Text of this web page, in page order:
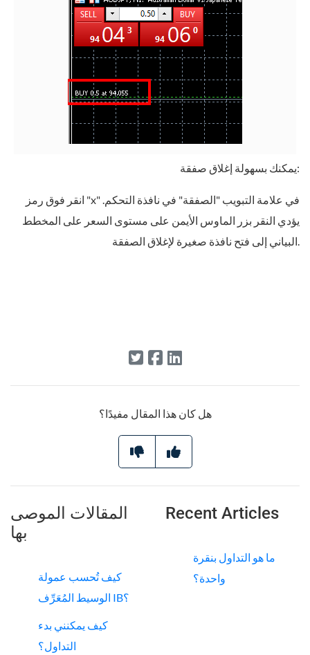
يمكنك بسهولة إغلاق صفقة:
انقر فوق رمز "x" في علامة التبويب "الصفقة" في نافذة التحكم.
يؤدي النقر بزر الماوس الأيمن على مستوى السعر على المخطط
البياني إلى فتح نافذة صغيرة لإغلاق الصفقة.
هل كان هذا المقال مفيدًا؟
المقالات الموصى
بها
كيف تُحسب عمولة
الوسيط المُعَرِّف IB؟
كيف يمكنني بدء
التداول؟
Recent Articles
ما هو التداول بنقرة
واحدة؟